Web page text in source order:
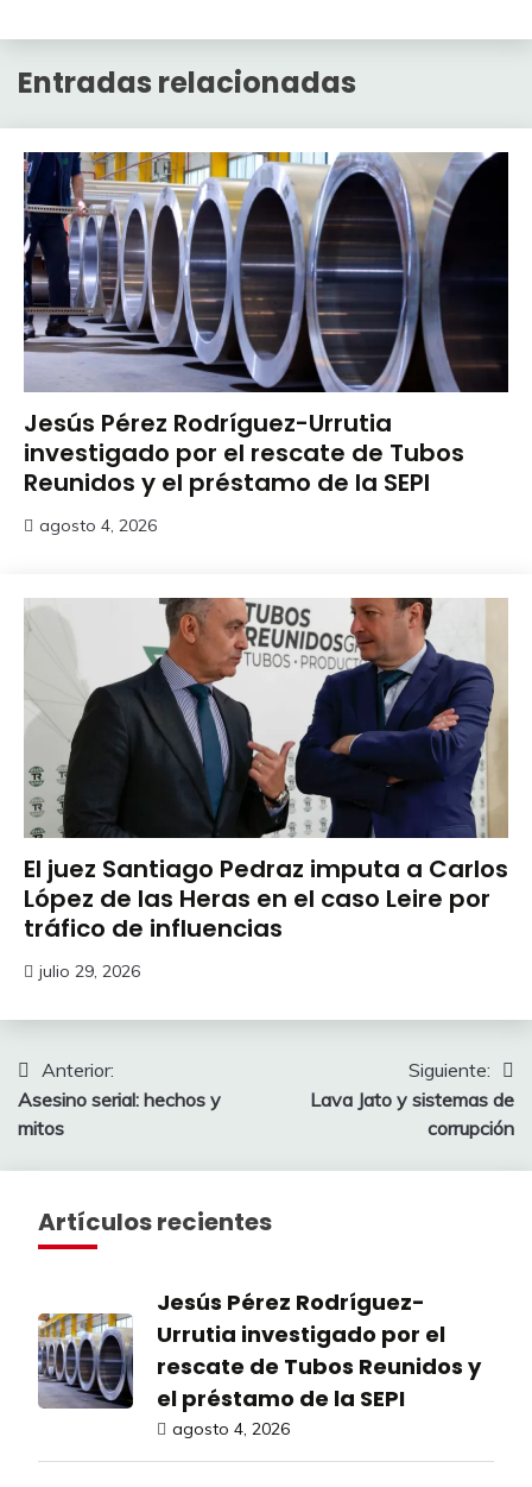
Entradas relacionadas
Jesús Pérez Rodríguez-Urrutia
investigado por el rescate de Tubos
Reunidos y el préstamo de la SEPI
agosto 4, 2026
El juez Santiago Pedraz imputa a Carlos
López de las Heras en el caso Leire por
tráfico de influencias
julio 29, 2026
Navegación
de
entradas
Anterior:
Asesino serial: hechos y
mitos
Siguiente:
Lava Jato y sistemas de
corrupción
Artículos recientes
Jesús Pérez Rodríguez-
Urrutia investigado por el
rescate de Tubos Reunidos y
el préstamo de la SEPI
agosto 4, 2026